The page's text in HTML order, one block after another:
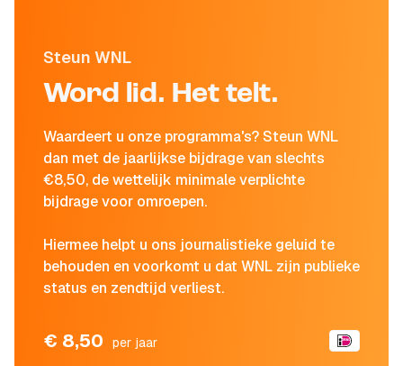
Steun WNL
Word lid. Het telt.
Waardeert u onze programma's? Steun WNL
dan met de jaarlijkse bijdrage van slechts
€8,50, de wettelijk minimale verplichte
bijdrage voor omroepen.
Hiermee helpt u ons journalistieke geluid te
behouden en voorkomt u dat WNL zijn publieke
status en zendtijd verliest.
€ 8,50 per jaar